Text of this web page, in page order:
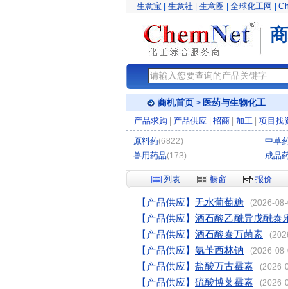
生意宝 生意社 生意圈 全球化工网
商机首页 > 医药与生物化工
产品求购 产品供应 招商 加工 项目找
原料药(6822) 中草
兽用药品(173) 成品
列表 橱窗 报价
【产品供应】 无水葡萄糖 (2026-
【产品供应】 酒石酸乙酰异戊酰泰
【产品供应】 酒石酸泰万菌素
【产品供应】 氨苄西林钠 (2026-
【产品供应】 盐酸万古霉素 (2026-
【产品供应】 硫酸博莱霉素 (2026-